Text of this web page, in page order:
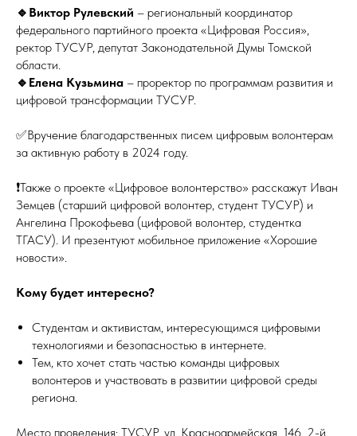
🔹Виктор Рулевский – региональный координатор
федерального партийного проекта «Цифровая Россия»,
ректор ТУСУР, депутат Законодательной Думы Томской
области.
🔹Елена Кузьмина – проректор по программам развития и
цифровой трансформации ТУСУР.
✅Вручение благодарственных писем цифровым волонтерам
за активную работу в 2024 году.
❗️Также о проекте «Цифровое волонтерство» расскажут Иван
Земцев (старший цифровой волонтер, студент ТУСУР) и
Ангелина Прокофьева (цифровой волонтер, студентка
ТГАСУ). И презентуют мобильное приложение «Хорошие
новости».
Кому будет интересно?
Студентам и активистам, интересующимся цифровыми
технологиями и безопасностью в интернете.
Тем, кто хочет стать частью команды цифровых
волонтеров и участвовать в развитии цифровой среды
региона.
Место проведения: ТУСУР, ул. Красноармейская, 146, 2-й